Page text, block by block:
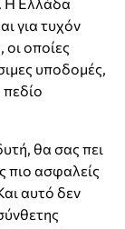
για τυχόν
οι οποίες
υποδομές,
θα σας πει
πιο ασφαλείς
αυτό δεν